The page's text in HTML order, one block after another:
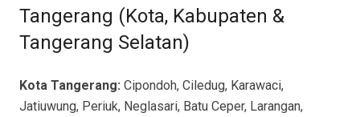
Tangerang (Kota, Kabupaten &
Tangerang Selatan)
Kota Tangerang: Cipondoh, Ciledug, Karawaci,
Jatiuwung, Periuk, Neglasari, Batu Ceper, Larangan,